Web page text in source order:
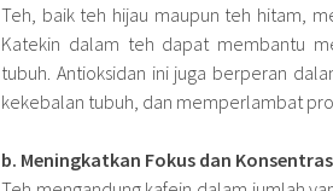
Teh, baik teh hijau maupun teh hitam,
Katekin dalam teh dapat membantu
tubuh. Antioksidan ini juga berperan
kekebalan tubuh, dan memperlambat
b. Meningkatkan Fokus dan